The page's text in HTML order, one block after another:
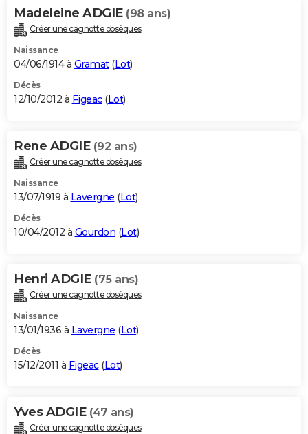
Madeleine ADGIE (98 ans)
Créer une cagnotte obsèques
Naissance
04/06/1914 à Gramat(Lot)
Décès
12/10/2012 à Figeac(Lot)
Rene ADGIE (92 ans)
Créer une cagnotte obsèques
Naissance
13/07/1919 à Lavergne (Lot)
Décès
10/04/2012 à Gourdon (Lot)
Henri ADGIE (75 ans)
Créer une cagnotte obsèques
Naissance
13/01/1936 à Lavergne (Lot)
Décès
15/12/2011 à Figeac(Lot)
Yves ADGIE (47 ans)
Créer une cagnotte obsèques